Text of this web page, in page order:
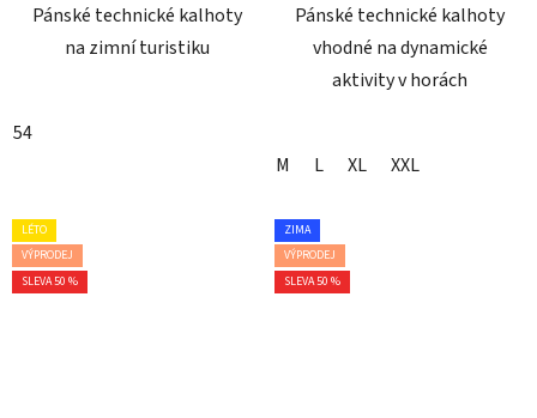
Pánské technické kalhoty
na zimní turistiku
54
Pánské technické kalhoty
vhodné na dynamické
aktivity v horách
M L XL XXL
LÉTO
VÝPRODEJ
SLEVA 50 %
ZIMA
VÝPRODEJ
SLEVA 50 %